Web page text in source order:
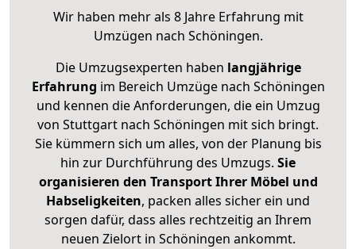
Wir haben mehr als 8 Jahre Erfahrung mit
Umzügen nach Schöningen.
Die Umzugsexperten haben langjährige
Erfahrung im Bereich Umzüge nach Schöningen
und kennen die Anforderungen, die ein Umzug
von Stuttgart nach Schöningen mit sich bringt.
Sie kümmern sich um alles, von der Planung bis
hin zur Durchführung des Umzugs. Sie
organisieren den Transport Ihrer Möbel und
Habseligkeiten, packen alles sicher ein und
sorgen dafür, dass alles rechtzeitig an Ihrem
neuen Zielort in Schöningen ankommt.